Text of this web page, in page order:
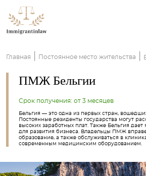
Главная Постоянное место жительства
ПМЖ Бельгии
Срок получения: от 3 месяцев
Бельгия — это одна из первых стран,
Постоянные резиденты государства могут
высоких заработных плат. Также Бельгия
для развития бизнеса. Владельцы ПМЖ вправе
образование, а также обслуживаться в
современным медицинским оборудованием.